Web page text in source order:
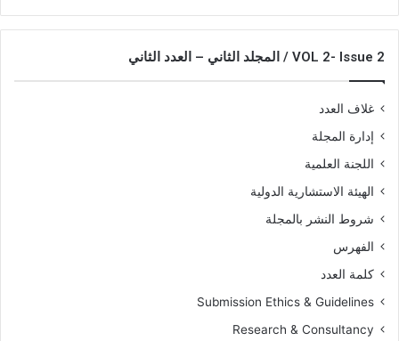
VOL 2- Issue 2 / المجلد الثاني – العدد الثاني
غلاف العدد
إدارة المجلة
اللجنة العلمية
الهيئة الاستشارية الدولية
شروط النشر بالمجلة
الفهرس
كلمة العدد
Submission Ethics & Guidelines
Research & Consultancy